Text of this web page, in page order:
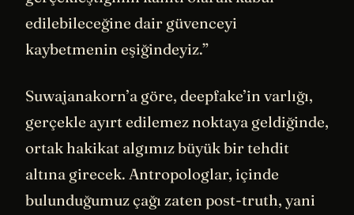
edilebileceğine dair güvenceyi
kaybetmenin eşiğindeyiz.”
Suwajanakorn’a göre, deepfake’in varlığı,
gerçekle ayırt edilemez noktaya geldiğinde,
ortak hakikat algımız büyük bir tehdit
altına girecek. Antropologlar, içinde
bulunduğumuz çağı zaten post-truth, yani